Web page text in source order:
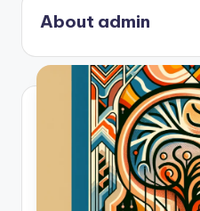
About admin